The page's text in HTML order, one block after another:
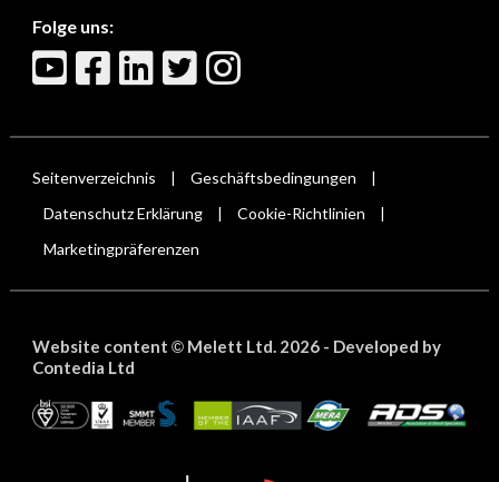
Folge uns:
Seitenverzeichnis Geschäftsbedingungen
Datenschutz Erklärung Cookie-Richtlinien
Marketingpräferenzen
Website content ©Melett Ltd. 2026 - Developed by
Contedia Ltd